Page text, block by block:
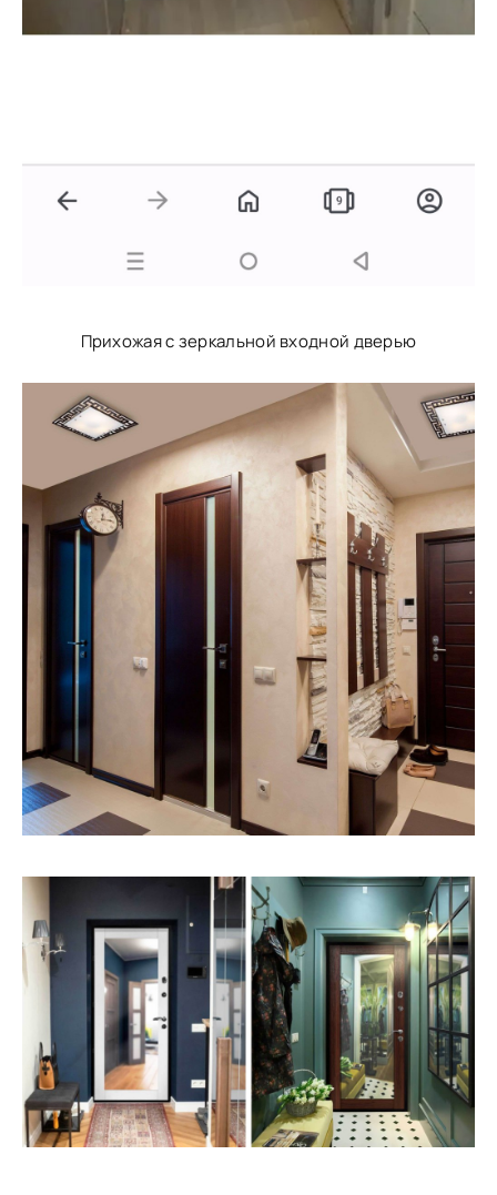
Прихожая с зеркальной входной дверью